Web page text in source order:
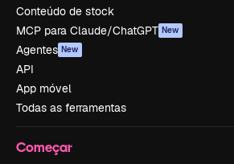
Conteúdo de stock
MCP para Claude/ChatGPT New
Agentes New
API
App móvel
Todas as ferramentas
Começar